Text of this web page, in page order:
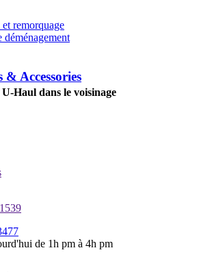
remorquage
déménagement
& Accessories
Haul dans le voisinage
de 1h pm à 4h pm